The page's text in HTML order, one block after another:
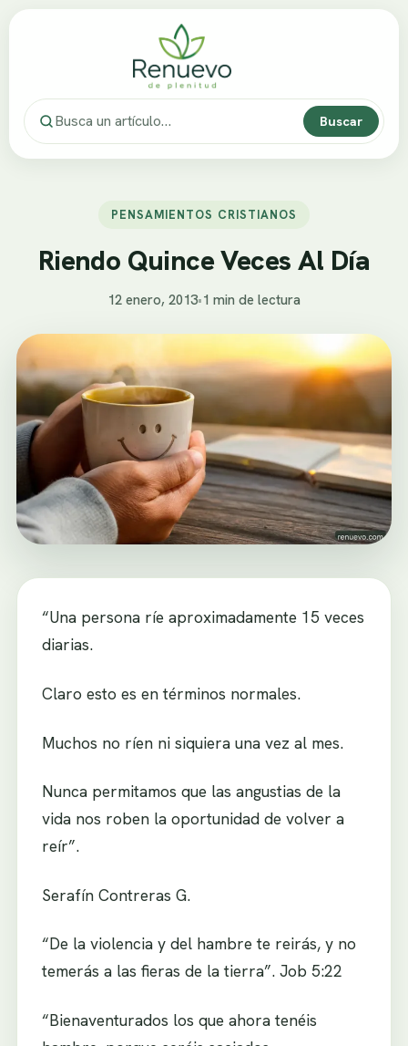
Buscar
PENSAMIENTOS CRISTIANOS
Riendo Quince Veces Al Día
12 enero, 2013•1 min de lectura
“Una persona ríe aproximadamente 15 veces
diarias.
Claro esto es en términos normales.
Muchos no ríen ni siquiera una vez al mes.
Nunca permitamos que las angustias de la
vida nos roben la oportunidad de volver a
reír”.
Serafín Contreras G.
“De la violencia y del hambre te reirás, y no
temerás a las fieras de la tierra”. Job 5:22
“Bienaventurados los que ahora tenéis